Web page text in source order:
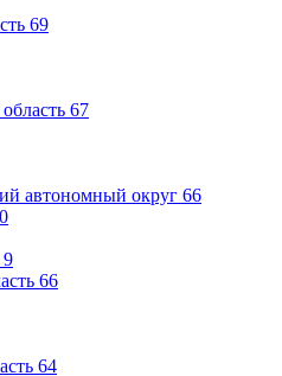
69
67
автономный округ 66
9
66
64